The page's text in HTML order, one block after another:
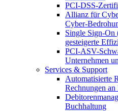
PCI-DSS-
Allianz für
Cyber-
Single Sign-On
gesteigerte
PCI-ASV-
Unternehmen
Services & Support
Automatisierte
Rechnungen
Buchhaltung